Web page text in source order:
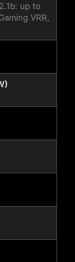
up to
VRR,